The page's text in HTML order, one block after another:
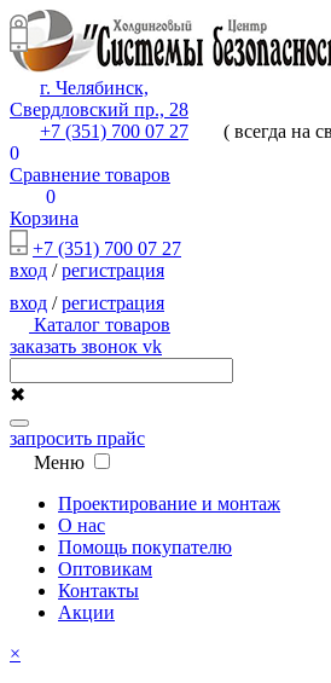
г. Челябинск,
Свердловский пр., 28
+7 (351) 700 07 27
( всегда на
0
Сравнение товаров
0
Корзина
+7 (351) 700 07 27
вход /регистрация
вход /регистрация
Каталог товаров
заказать звонок vk
✖
запросить прайс
Меню
Проектирование и монтаж
О нас
Помощь покупателю
Оптовикам
Контакты
Акции
×